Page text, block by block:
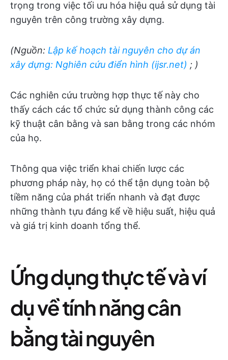
trọng trong việc tối ưu hóa hiệu quả sử dụng tài
nguyên trên công trường xây dựng.
(Nguồn: Lập kế hoạch tài nguyên cho dự án
xây dựng: Nghiên cứu điển hình (ijsr.net) ; )
Các nghiên cứu trường hợp thực tế này cho
thấy cách các tổ chức sử dụng thành công các
kỹ thuật cân bằng và san bằng trong các nhóm
của họ.
Thông qua việc triển khai chiến lược các
phương pháp này, họ có thể tận dụng toàn bộ
tiềm năng của phát triển nhanh và đạt được
những thành tựu đáng kể về hiệu suất, hiệu quả
và giá trị kinh doanh tổng thể.
Ứng dụng thực tế và ví
dụ về tính năng cân
bằng tài nguyên